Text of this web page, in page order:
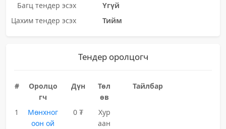
Багц тендер эсэх
Үгүй
Цахим тендер эсэх
Тийм
Тендер оролцогч
#
Оролцо
гч
Дүн
Төл
өв
Тайлбар
1
Мөнхног
оон ой
0 ₮
Хур
аан